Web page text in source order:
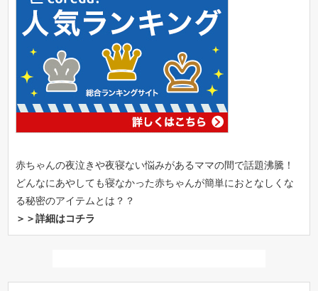
赤ちゃんの夜泣きや夜寝ない悩みがあるママの間で話題沸騰！
どんなにあやしても寝なかった赤ちゃんが簡単におとなしくな
る秘密のアイテムとは？？
＞＞詳細はコチラ